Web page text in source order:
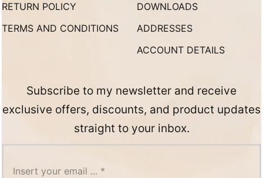
RETURN POLICY
TERMS AND CONDITIONS
DOWNLOADS
ADDRESSES
ACCOUNT DETAILS
Subscribe to my newsletter and receive
exclusive offers, discounts, and product updates
straight to your inbox.